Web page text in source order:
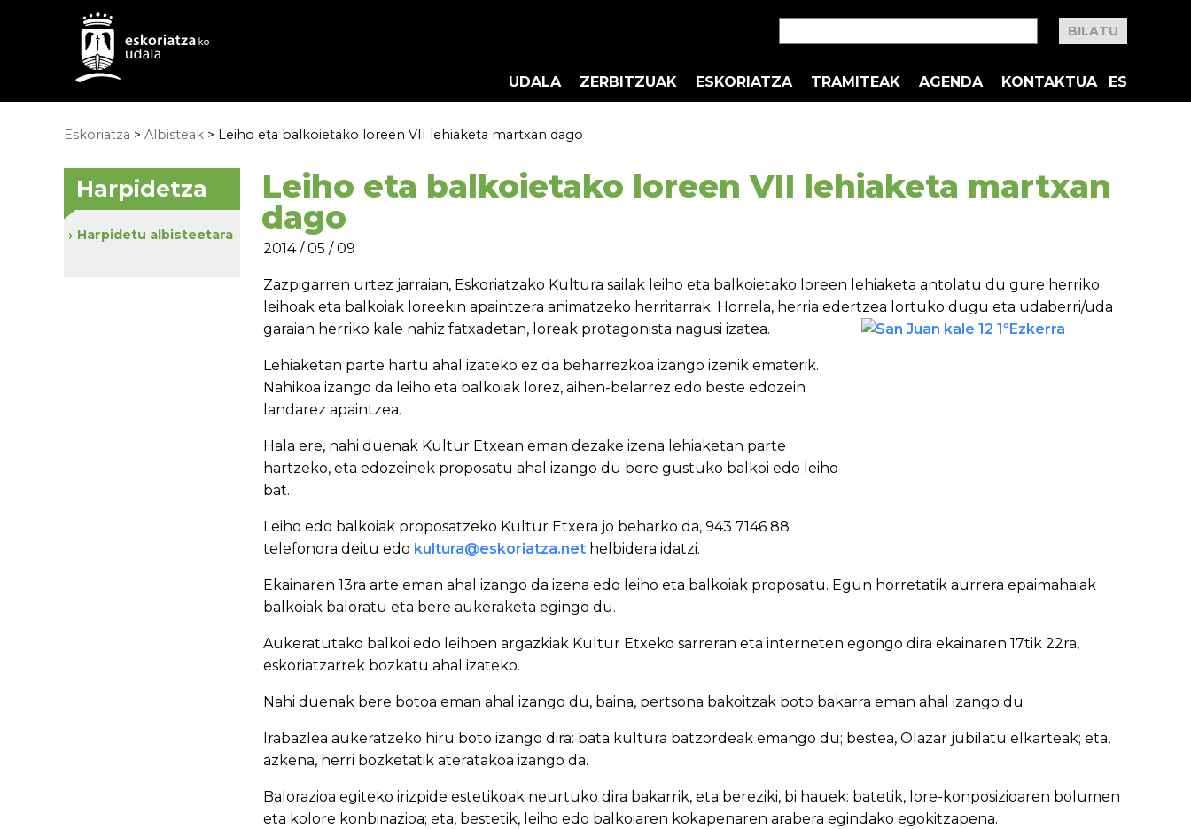
UDALA ZERBITZUAK ESKORIATZA TRAMITEAK AGENDA KONTAKTUA ES
Eskoriatza > Albisteak > Leiho eta balkoietako loreen VII lehiaketa martxan dago
Leiho eta balkoietako loreen VII lehiaketa martxan
dago
2014 / 05 / 09
Zazpigarren urtez jarraian, Eskoriatzako Kultura sailak leiho eta balkoietako loreen lehiaketa antolatu du gure herriko
leihoak eta balkoiak loreekin apaintzera animatzeko herritarrak. Horrela, herria edertzea lortuko dugu eta udaberri/uda
garaian herriko kale nahiz fatxadetan, loreak protagonista nagusi izatea.
Lehiaketan parte hartu ahal izateko ez da beharrezkoa izango izenik ematerik.
Nahikoa izango da leiho eta balkoiak lorez, aihen-belarrez edo beste edozein
landarez apaintzea.
Hala ere, nahi duenak Kultur Etxean eman dezake izena lehiaketan parte
hartzeko, eta edozeinek proposatu ahal izango du bere gustuko balkoi edo leiho
bat.
Leiho edo balkoiak proposatzeko Kultur Etxera jo beharko da, 943 7146 88
telefonora deitu edo kultura@eskoriatza.net helbidera idatzi.
Ekainaren 13ra arte eman ahal izango da izena edo leiho eta balkoiak proposatu. Egun horretatik aurrera epaimahaiak
balkoiak baloratu eta bere aukeraketa egingo du.
Aukeratutako balkoi edo leihoen argazkiak Kultur Etxeko sarreran eta interneten egongo dira ekainaren 17tik 22ra,
eskoriatzarrek bozkatu ahal izateko.
Nahi duenak bere botoa eman ahal izango du, baina, pertsona bakoitzak boto bakarra eman ahal izango du
Irabazlea aukeratzeko hiru boto izango dira: bata kultura batzordeak emango du; bestea, Olazar jubilatu elkarteak; eta,
azkena, herri bozketatik ateratakoa izango da.
Balorazioa egiteko irizpide estetikoak neurtuko dira bakarrik, eta bereziki, bi hauek: batetik, lore-konposizioaren bolumen
eta kolore konbinazioa; eta, bestetik, leiho edo balkoiaren kokapenaren arabera egindako egokitzapena.
Harpidetza
Harpidetu albisteetara